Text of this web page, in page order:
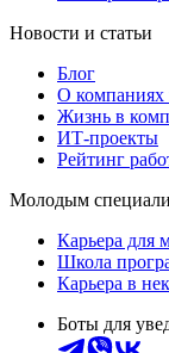
Новости и статьи
Блог
О компаниях
Жизнь в
ИТ-проекты
Рейтинг
Молодым
Карьера для
Школа
Карьера в
Боты для